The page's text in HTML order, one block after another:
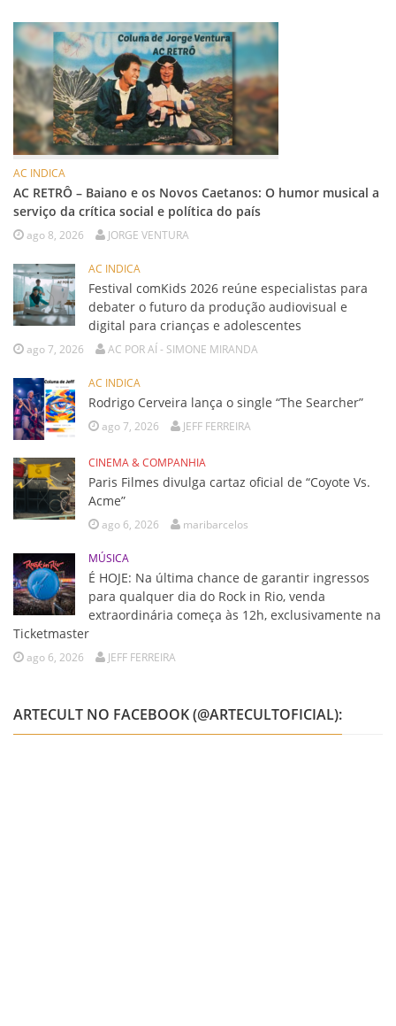
AC INDICA
AC RETRÔ – Baiano e os Novos Caetanos: O humor musical a
serviço da crítica social e política do país
ago 8, 2026 JORGE VENTURA
AC INDICA
Festival comKids 2026 reúne especialistas para
debater o futuro da produção audiovisual e
digital para crianças e adolescentes
ago 7, 2026 AC POR AÍ - SIMONE MIRANDA
AC INDICA
Rodrigo Cerveira lança o single “The Searcher”
ago 7, 2026 JEFF FERREIRA
CINEMA & COMPANHIA
Paris Filmes divulga cartaz oficial de “Coyote Vs.
Acme”
ago 6, 2026 maribarcelos
MÚSICA
É HOJE: Na última chance de garantir ingressos
para qualquer dia do Rock in Rio, venda
extraordinária começa às 12h, exclusivamente na
Ticketmaster
ago 6, 2026 JEFF FERREIRA
ARTECULT NO FACEBOOK (@ARTECULTOFICIAL):